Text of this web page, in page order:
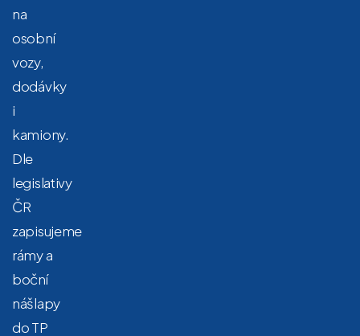
na
osobní
vozy,
dodávky
i
kamiony.
Dle
legislativy
ČR
zapisujeme
rámy a
boční
nášlapy
do TP